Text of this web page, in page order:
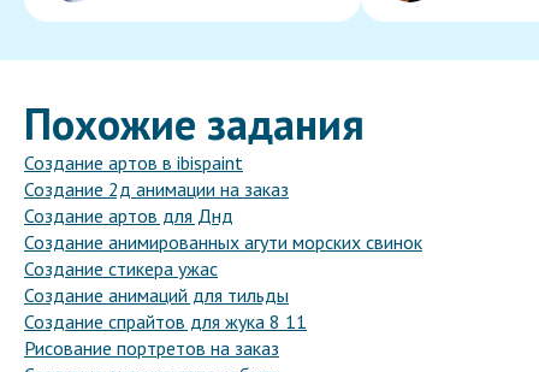
Похожие задания
Создание артов в ibispaint
Создание 2д анимации на заказ
Создание артов для Днд
Создание анимированных агути морских свинок
Создание стикера ужас
Создание анимаций для тильды
Создание спрайтов для жука 8 11
Рисование портретов на заказ